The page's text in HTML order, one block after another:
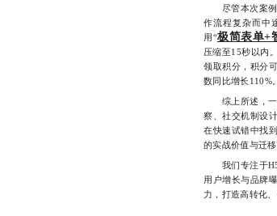
尽管本次案例
作流程复杂而中
用“极简表单+
压缩至15秒以内
领取积分，积分
数同比增长110%
综上所述，一
察、社交机制设
在快速试错中找
的实战价值与迁移
我们专注于H5
用户增长与品牌
力，打造高转化